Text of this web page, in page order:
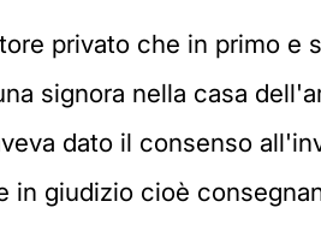
privato che in primo e
signora nella casa
dato il consenso
in giudizio cioè